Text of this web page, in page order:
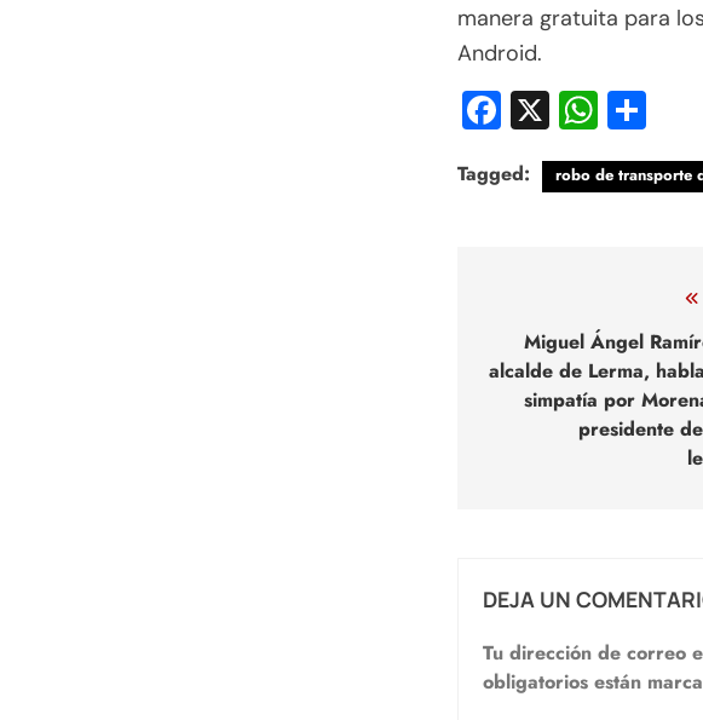
manera gratuita para
Android.
Facebook
X
Tagged: robo de transporte
entradas
Miguel Ángel
alcalde de Lerma,
simpatía por
presidente
DEJA UN
Tu dirección de correo
obligatorios están